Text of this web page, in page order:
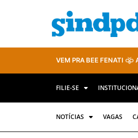
VEM PRA BEE FENATI
FILIE-SE
NOTÍCIAS VAGAS